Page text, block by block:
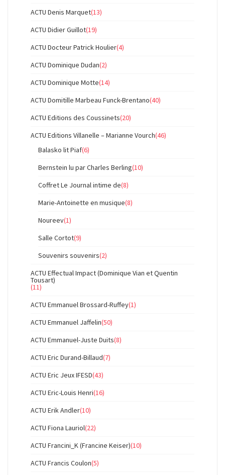
ACTU Denis Marquet(13)
ACTU Didier Guillot(19)
ACTU Docteur Patrick Houlier(4)
ACTU Dominique Dudan(2)
ACTU Dominique Motte(14)
ACTU Domitille Marbeau Funck-Brentano(40)
ACTU Editions des Coussinets(20)
ACTU Editions Villanelle – Marianne Vourch(46)
Balasko lit Piaf(6)
Bernstein lu par Charles Berling(10)
Coffret Le Journal intime de(8)
Marie-Antoinette en musique(8)
Noureev(1)
Salle Cortot(9)
Souvenirs souvenirs(2)
ACTU Effectual Impact (Dominique Vian et Quentin
Tousart)
(11)
ACTU Emmanuel Brossard-Ruffey(1)
ACTU Emmanuel Jaffelin(50)
ACTU Emmanuel-Juste Duits(8)
ACTU Eric Durand-Billaud(7)
ACTU Eric Jeux IFESD(43)
ACTU Eric-Louis Henri(16)
ACTU Erik Andler(10)
ACTU Fiona Lauriol(22)
ACTU Francini_K (Francine Keiser)(10)
ACTU Francis Coulon(5)